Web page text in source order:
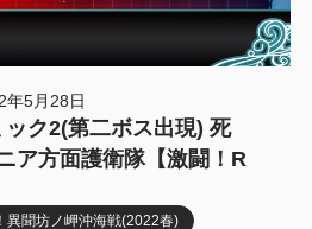
年5月28日
ック2(第二ボス出現) 死
ア方面護衛隊【激闘！R
異聞坊ノ岬沖海戦(2022春)